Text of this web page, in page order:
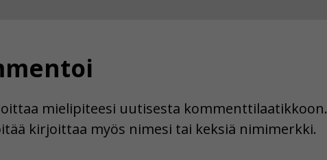
mielipiteesi uutisesta kommenttilaatikkoon.
kirjoittaa myös nimesi tai keksiä nimimerkki.